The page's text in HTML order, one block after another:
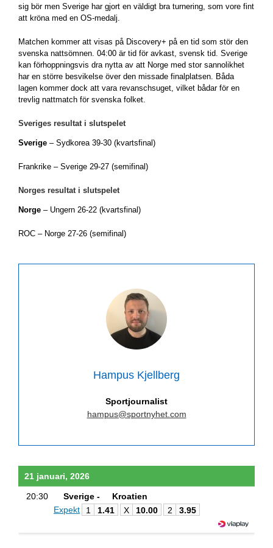
sig bör men Sverige har gjort en väldigt bra turnering, som vore fint
att kröna med en OS-medalj.
Matchen kommer att visas på Discovery+ på en tid som stör den
svenska nattsömnen. 04:00 är tid för avkast, svensk tid. Sverige
kan förhoppningsvis dra nytta av att Norge med stor sannolikhet
har en större besvikelse över den missade finalplatsen. Båda
lagen kommer dock att vara revanschsuget, vilket bådar för en
trevlig nattmatch för svenska folket.
Sveriges resultat i slutspelet
Sverige– Sydkorea 39-30 (kvartsfinal)
Frankrike – Sverige 29-27 (semifinal)
Norges resultat i slutspelet
Norge– Ungern 26-22 (kvartsfinal)
ROC – Norge 27-26 (semifinal)
Hampus Kjellberg
Sportjournalist
hampus@sportnyhet.com
21 januari, 2026
20:30 Sverige -
Kroatien
Expekt
1 1.41 X 10.00 2 3.95